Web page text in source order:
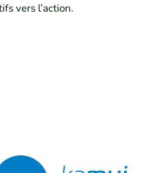
vers l’action.